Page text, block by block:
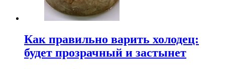
Как правильно варить холодец:
будет прозрачный и застынет